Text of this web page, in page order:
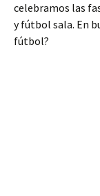
celebramos las
y fútbol sala. En
fútbol?